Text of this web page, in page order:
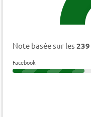
Note basée sur les 239
Facebook